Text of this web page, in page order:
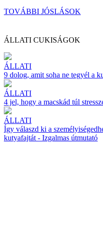
TOVÁBBI JÓSLÁSOK
ÁLLATI CUKISÁGOK
ÁLLATI
9 dolog, amit soha ne tegyél a
ÁLLATI
4 jel, hogy a macskád túl
ÁLLATI
Így válaszd ki a
kutyafajtát - Izgalmas útmutató